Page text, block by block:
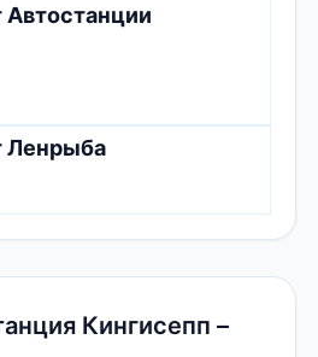
Автостанции
Ленрыба
Кингисепп –